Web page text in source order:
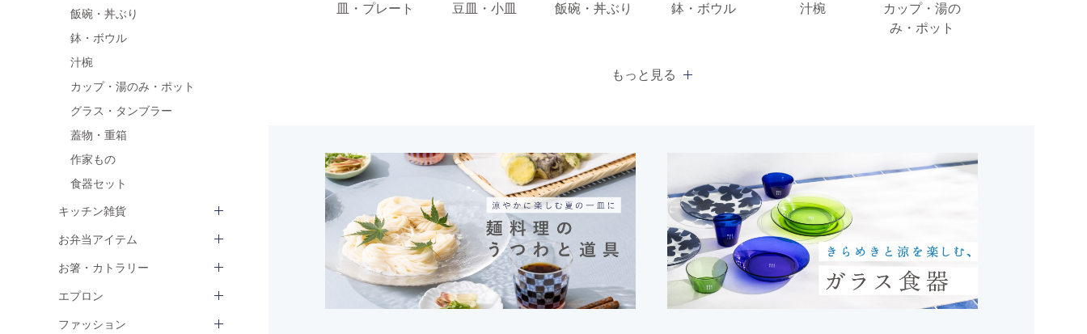
飯碗・丼ぶり
鉢・ボウル
汁椀
カップ・湯のみ・ポット
グラス・タンブラー
蓋物・重箱
作家もの
食器セット
キッチン雑貨
お弁当アイテム
お箸・カトラリー
エプロン
ファッション
皿・プレート 豆皿・小皿 飯碗・丼ぶり 鉢・ボウル 汁椀
カップ・湯の
み・ポット